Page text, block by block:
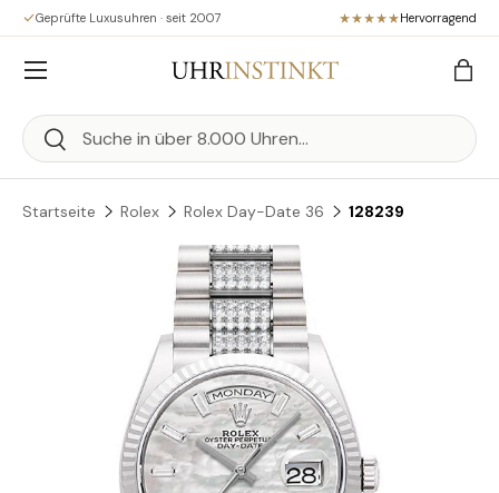
Direkt zum Inhalt
Geprüfte Luxusuhren · seit 2007 Hervorragend
Suchen
Suchen
Menü
Startseite Rolex Rolex Day-Date 36 128239
Zu Produktinformationen springen